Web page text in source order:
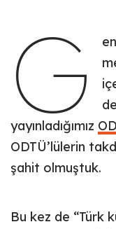
G
yayınladığımız
ODTÜ’lülerin
şahit olmuştuk.
Bu kez de “Türk